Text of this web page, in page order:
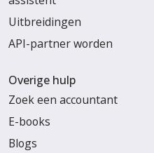
Uitbreidingen
API-partner worden
Overige hulp
Zoek een accountant
E-books
Blogs